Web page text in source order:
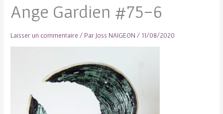
Ange Gardien #75-6
Laisser un commentaire / Par Joss NAIGEON / 11/08/2020